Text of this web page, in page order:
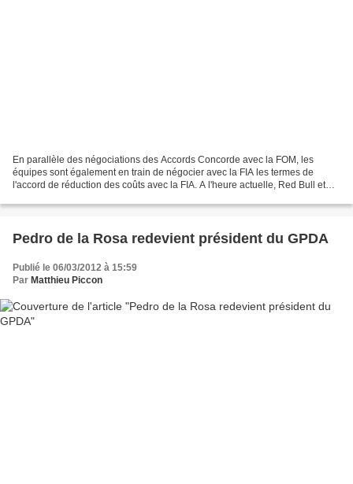
En parallèle des négociations des Accords Concorde avec la FOM, les
équipes sont également en train de négocier avec la FIA les termes de
l'accord de réduction des coûts avec la FIA. A l'heure actuelle, Red Bull et
Pedro de la Rosa redevient président du GPDA
Publié le 06/03/2012 à 15:59
Par Matthieu Piccon